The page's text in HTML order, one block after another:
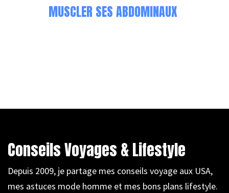
MUSCLER SES ABDOMINAUX
Conseils Voyages & Lifestyle
Depuis 2009, je partage mes conseils voyage aux USA,
mes astuces mode homme et mes bons plans lifestyle.